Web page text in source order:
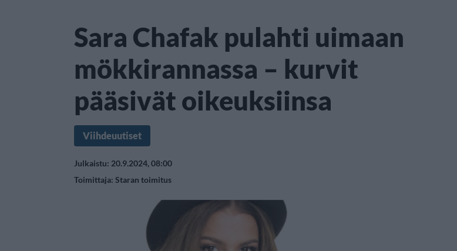
Sara Chafak pulahti uimaan
mökkirannassa – kurvit
pääsivät oikeuksiinsa
Viihdeuutiset
Julkaistu: 20.9.2024, 08:00
Toimittaja: Staran toimitus